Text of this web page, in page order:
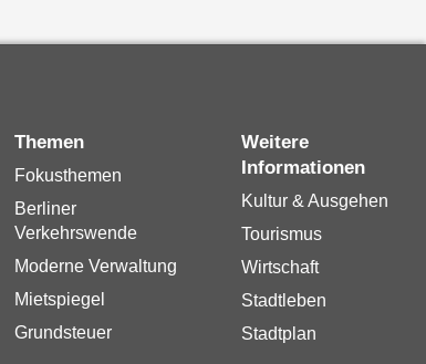
Themen
Fokusthemen
Berliner
Verkehrswende
Moderne Verwaltung
Mietspiegel
Grundsteuer
Weitere
Informationen
Kultur & Ausgehen
Tourismus
Wirtschaft
Stadtleben
Stadtplan